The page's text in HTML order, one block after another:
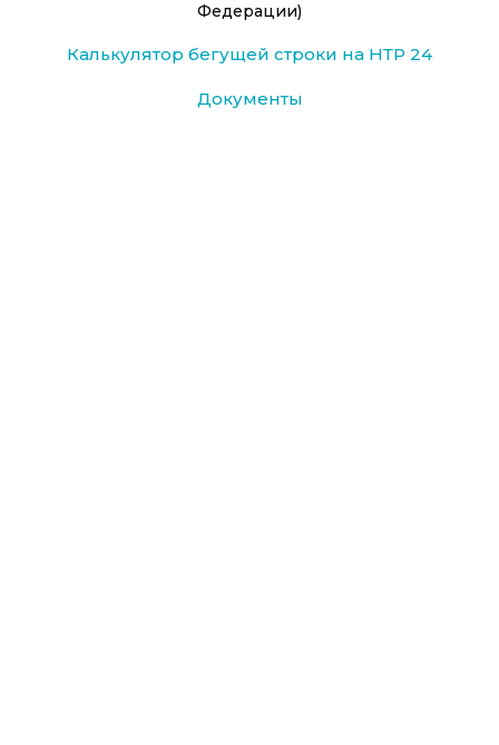
Федерации)
Калькулятор бегущей строки на НТР 24
Документы